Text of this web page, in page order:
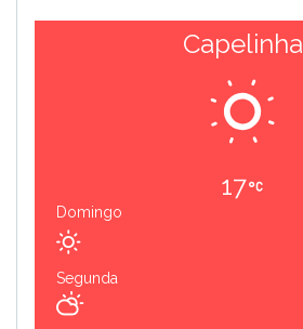
Capelinha
17
Domingo
Segunda